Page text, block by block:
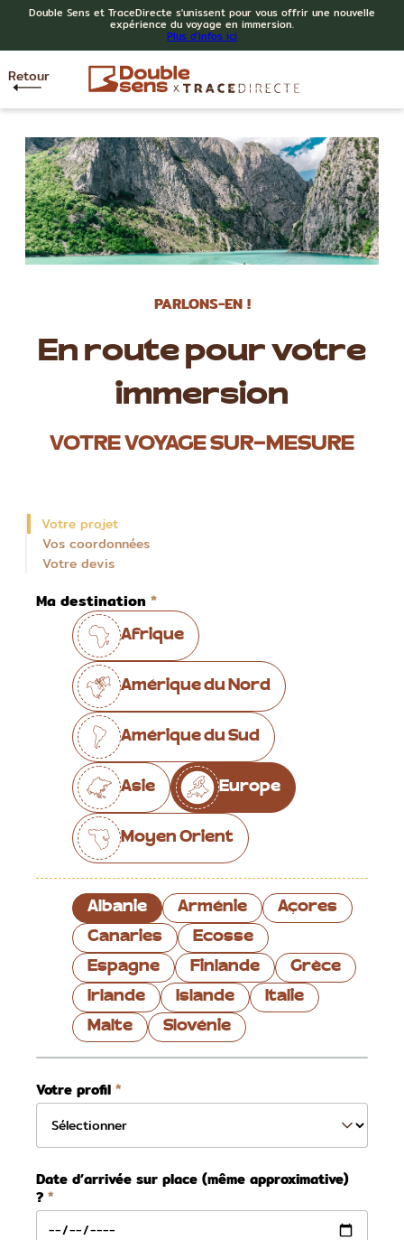
Double Sens et TraceDirecte s'unissent pour vous offrir une nouvelle
expérience du voyage en immersion.
Plus d'infos ici
Retour
PARLONS-EN !
En route pour votre
immersion
VOTRE VOYAGE SUR-MESURE
Votre projet
Vos coordonnées
Votre devis
Ma destination
Afrique
Amérique du Nord
Amérique du Sud
Asie Europe
Moyen Orient
Albanie Arménie Açores
Canaries Ecosse
Espagne Finlande Grèce
Irlande Islande Italie
Malte Slovénie
Votre profil
Date d’arrivée sur place (même approximative)
?